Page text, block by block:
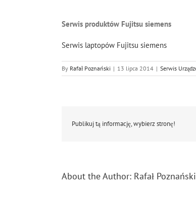
Serwis produktów Fujitsu siemens
Serwis laptopów Fujitsu siemens
By Rafał Poznański | 13 lipca 2014 | Serwis
Publikuj tą informację, wybierz stronę!
About the Author: Rafał Poznański